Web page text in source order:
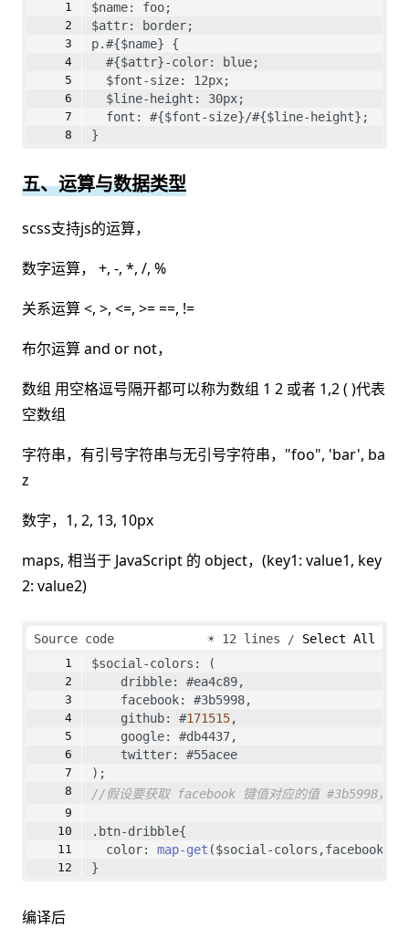
$name: foo;
$attr: border;
p.#{$name} {
  #{$attr}-color: blue;
  $font-size: 12px;
  $line-height: 30px;
  font: #{$font-size}/#{$line-height};
}
五、运算与数据类型
scss支持js的运算，
数字运算， +, -, *, /, %
关系运算 <, >, <=, >= ==, !=
布尔运算 and or not，
数组 用空格逗号隔开都可以称为数组 1 2 或者 1,2 ( )代表
空数组
字符串，有引号字符串与无引号字符串，"foo", 'bar', ba
z
数字，1, 2, 13, 10px
maps, 相当于 JavaScript 的 object，(key1: value1, key
2: value2)
Source code ☀ 12 lines
Select All
$social-colors: (
    dribble: #ea4c89,
    facebook: #3b5998,
    github: #
171515,
    google: #db4437,
    twitter: #55acee
);
//假设要获取 facebook 键值对应的值 #3b5998，
.btn-dribble{
  color:
map-get ($social-colors,facebook);
}
编译后